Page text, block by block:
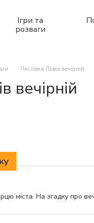
Ігри та
розваги
Листівка Львів вечірній
вечірній
міста. На згадку про